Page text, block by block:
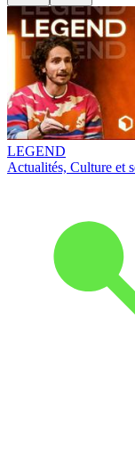
LEGEND
Actualités, Culture et